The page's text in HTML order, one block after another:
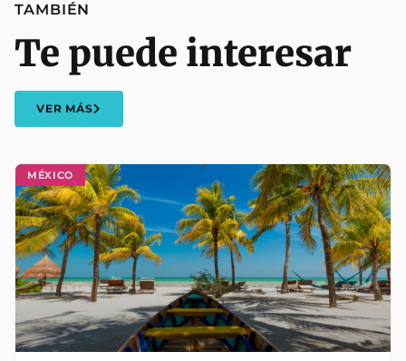
MÉXICO
TAMBIÉN
Te puede interesar
VER MÁS